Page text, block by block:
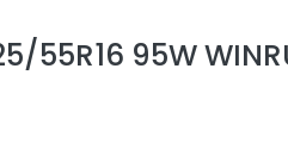
55R16 95W